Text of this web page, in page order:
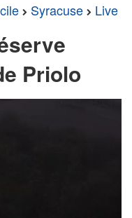
Syracuse Live
Priolo